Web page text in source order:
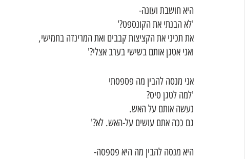
היא חושבת ועונה-
'לא הבנתי את הקונספט?'
את תכיני את הקציצות קבבים ואת המרינדה בחמישי,
ואני אטגן אותם בשישי בערב אצלי?'
אני מנסה להבין מה פספסתי
'למה לטגן סיס?
נעשה אותם על האש.
גם ככה אתם עושים על-האש. לא?'
היא מנסה להבין מה היא פספסה-